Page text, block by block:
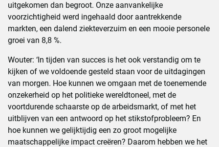
uitgekomen dan begroot. Onze aanvankelijke
voorzichtigheid werd ingehaald door aantrekkende
markten, een dalend ziekteverzuim en een mooie personele
groei van 8,8 %.
Wouter: ‘In tijden van succes is het ook verstandig om te
kijken of we voldoende gesteld staan voor de uitdagingen
van morgen. Hoe kunnen we omgaan met de toenemende
onzekerheid op het politieke wereldtoneel, met de
voortdurende schaarste op de arbeidsmarkt, of met het
uitblijven van een antwoord op het stikstofprobleem? En
hoe kunnen we gelijktijdig een zo groot mogelijke
maatschappelijke impact creëren? Daarom hebben we het